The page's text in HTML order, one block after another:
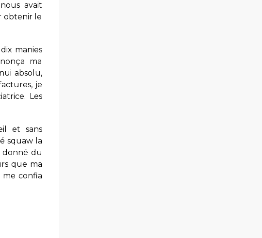
avait
obtenir le
manies
ma
absolu,
je
Les
et sans
squaw la
donné du
que ma
me confia